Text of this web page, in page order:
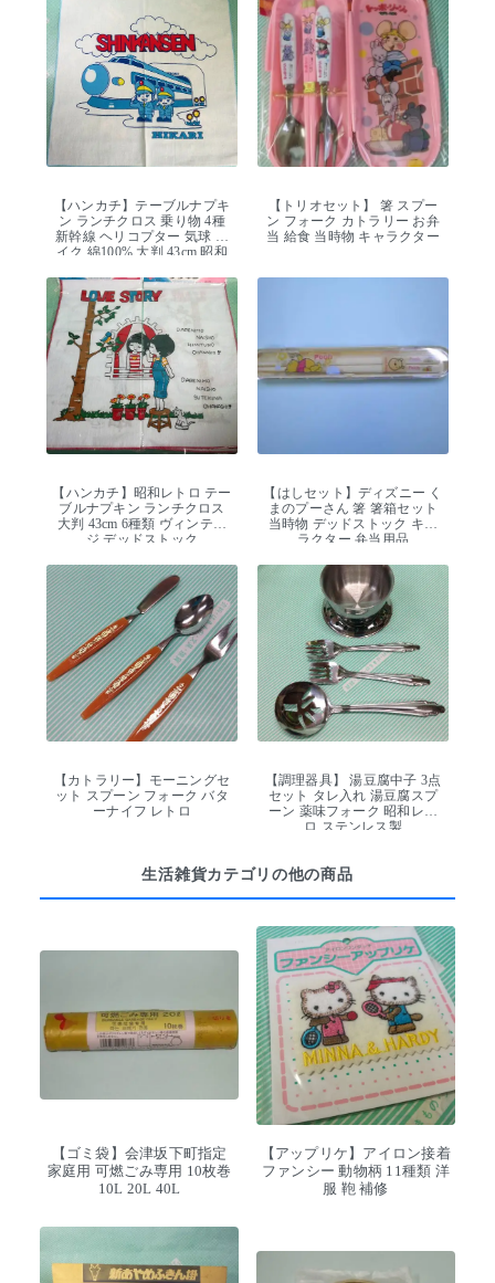
【ハンカチ】テーブルナプキ
ン ランチクロス 乗り物 4種
新幹線 ヘリコプター 気球 バ
イク 綿100% 大判 43cm 昭和
【トリオセット】 箸 スプー
ン フォーク カトラリー お弁
当 給食 当時物 キャラクター
【ハンカチ】昭和レトロ テー
ブルナプキン ランチクロス
大判 43cm 6種類 ヴィンテー
ジ デッドストック
【はしセット】ディズニー く
まのプーさん 箸 箸箱セット
当時物 デッドストック キャ
ラクター 弁当用品
【カトラリー】モーニングセ
ット スプーン フォーク バタ
ーナイフ レトロ
【調理器具】 湯豆腐中子 3点
セット タレ入れ 湯豆腐スプ
ーン 薬味フォーク 昭和レト
ロ ステンレス製
生活雑貨カテゴリの他の商品
【ゴミ袋】会津坂下町指定
家庭用 可燃ごみ専用 10枚巻
10L 20L 40L
【アップリケ】アイロン接着
ファンシー 動物柄 11種類 洋
服 鞄 補修